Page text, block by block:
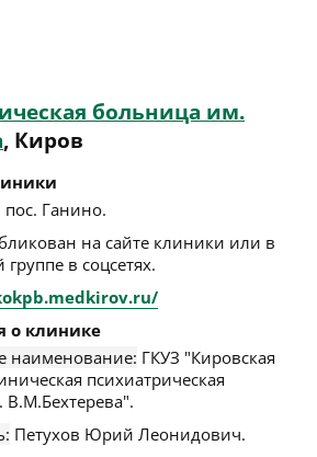
больница им.
, Киров
пос. Ганино.
на сайте клиники или в
в соцсетях.
о клинике
наименование: ГКУЗ "Кировская
психиатрическая
Петухов Юрий Леонидович.